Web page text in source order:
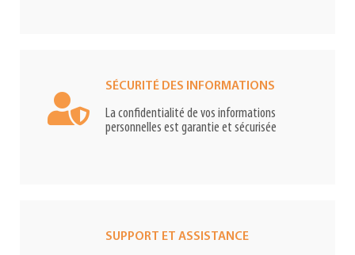
SÉCURITÉ DES INFORMATIONS
La confidentialité de vos informations
personnelles est garantie et sécurisée
SUPPORT ET ASSISTANCE